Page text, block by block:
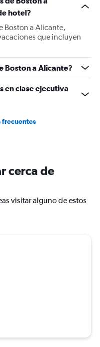
hotel?
Boston a Alicante,
que incluyen
Boston a Alicante?
en clase ejecutiva
frecuentes
cerca de
visitar alguno de estos